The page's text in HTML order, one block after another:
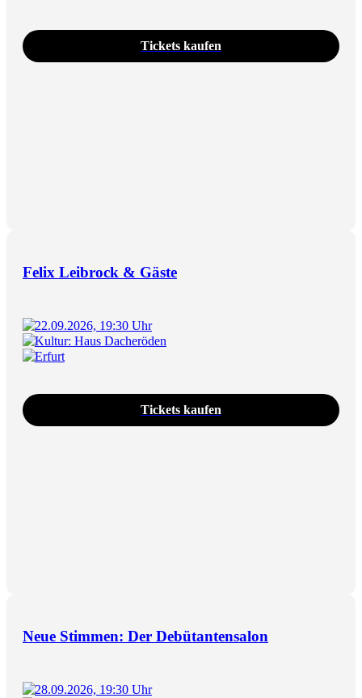
Tickets kaufen
Felix Leibrock & Gäste
22.09.2026, 19:30 Uhr
Kultur: Haus Dacheröden
Erfurt
Tickets kaufen
Neue Stimmen: Der Debütantensalon
28.09.2026, 19:30 Uhr